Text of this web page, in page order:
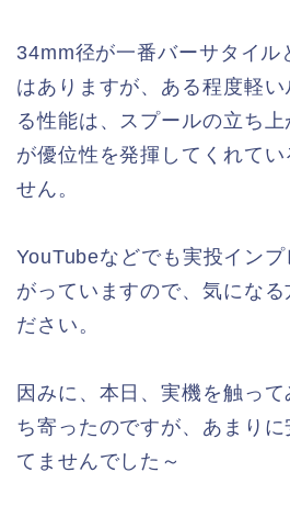
34mm径が一番バーサタイル
はありますが、ある程度軽
る性能は、スプールの立ち
が優位性を発揮してくれてい
せん。
YouTubeなどでも実投イン
がっていますので、気になる
ださい。
因みに、本日、実機を触っ
ち寄ったのですが、あまり
てませんでした～